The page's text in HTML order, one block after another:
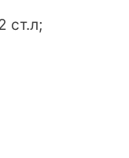
ст.л;